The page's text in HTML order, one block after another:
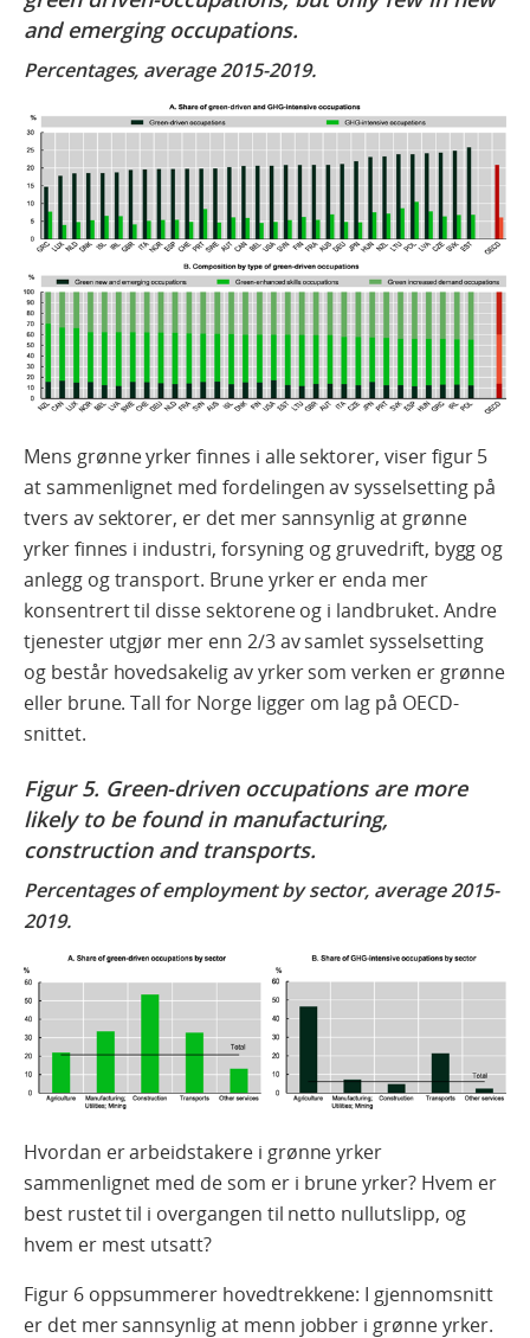
and emerging occupations.
Percentages, average 2015-2019.
Mens grønne yrker finnes i alle sektorer, viser figur 5
at sammenlignet med fordelingen av sysselsetting på
tvers av sektorer, er det mer sannsynlig at grønne
yrker finnes i industri, forsyning og gruvedrift, bygg og
anlegg og transport. Brune yrker er enda mer
konsentrert til disse sektorene og i landbruket. Andre
tjenester utgjør mer enn 2/3 av samlet sysselsetting
og består hovedsakelig av yrker som verken er grønne
eller brune. Tall for Norge ligger om lag på OECD-
snittet.
Figur 5. Green-driven occupations are more
likely to be found in manufacturing,
construction and transports.
Percentages of employment by sector, average 2015-
2019.
Hvordan er arbeidstakere i grønne yrker
sammenlignet med de som er i brune yrker? Hvem er
best rustet til i overgangen til netto nullutslipp, og
hvem er mest utsatt?
Figur 6 oppsummerer hovedtrekkene: I gjennomsnitt
er det mer sannsynlig at menn jobber i grønne yrker.